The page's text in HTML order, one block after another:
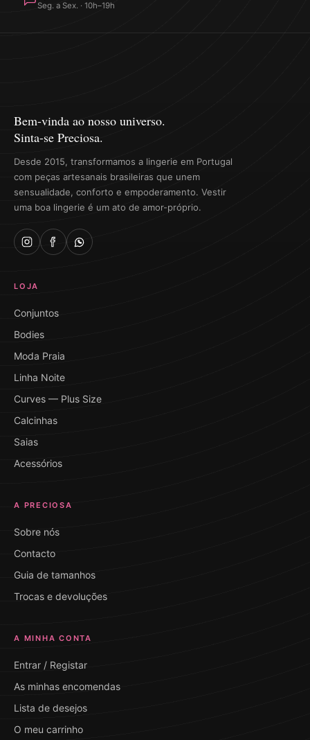
Seg. a Sex. · 10h–19h
Bem-vinda ao nosso universo.
Sinta-se Preciosa.
Desde 2015, transformamos a lingerie em Portugal
com peças artesanais brasileiras que unem
sensualidade, conforto e empoderamento. Vestir
uma boa lingerie é um ato de amor-próprio.
LOJA
Conjuntos
Bodies
Moda Praia
Linha Noite
Curves — Plus Size
Calcinhas
Saias
Acessórios
A PRECIOSA
Sobre nós
Contacto
Guia de tamanhos
Trocas e devoluções
A MINHA CONTA
Entrar / Registar
As minhas encomendas
Lista de desejos
O meu carrinho